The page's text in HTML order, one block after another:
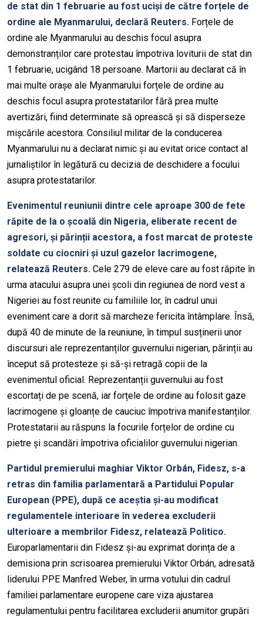
de stat din 1 februarie au fost uciși de către forțele de
ordine ale Myanmarului, declară Reuters. Forțele de
ordine ale Myanmarului au deschis focul asupra
demonstranților care protestau împotriva loviturii de stat din
1 februarie, ucigând 18 persoane. Martorii au declarat că în
mai multe orașe ale Myanmarului forțele de ordine au
deschis focul asupra protestatarilor fără prea multe
avertizări, fiind determinate să oprească și să disperseze
mișcările acestora. Consiliul militar de la conducerea
Myanmarului nu a declarat nimic și au evitat orice contact al
jurnaliștilor în legătură cu decizia de deschidere a focului
asupra protestatarilor.
Evenimentul reuniunii dintre cele aproape 300 de fete
răpite de la o școală din Nigeria, eliberate recent de
agresori, și părinții acestora, a fost marcat de proteste
soldate cu ciocniri și uzul gazelor lacrimogene,
relatează Reuters. Cele 279 de eleve care au fost răpite în
urma atacului asupra unei școli din regiunea de nord vest a
Nigeriei au fost reunite cu familiile lor, în cadrul unui
eveniment care a dorit să marcheze fericita întâmplare. Însă,
după 40 de minute de la reuniune, în timpul susținerii unor
discursuri ale reprezentanților guvernului nigerian, părinții au
început să protesteze și să-și retragă copii de la
evenimentul oficial. Reprezentanții guvernului au fost
escortați de pe scenă, iar forțele de ordine au folosit gaze
lacrimogene și gloanțe de cauciuc împotriva manifestanților.
Protestatarii au răspuns la focurile forțelor de ordine cu
pietre și scandări împotriva oficialilor guvernului nigerian.
Partidul premierului maghiar Viktor Orbán, Fidesz, s-a
retras din familia parlamentară a Partidului Popular
European (PPE), după ce aceștia și-au modificat
regulamentele interioare în vederea excluderii
ulterioare a membrilor Fidesz, relatează Politico.
Europarlamentarii din Fidesz și-au exprimat dorința de a
demisiona prin scrisoarea premierului Viktor Orbán, adresată
liderului PPE Manfred Weber, în urma votului din cadrul
familiei parlamentare europene care viza ajustarea
regulamentului pentru facilitarea excluderii anumitor grupări